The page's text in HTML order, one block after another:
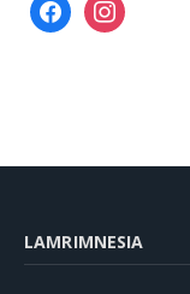
LAMRIMNESIA